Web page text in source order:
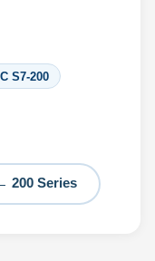
S7-200
200 Series